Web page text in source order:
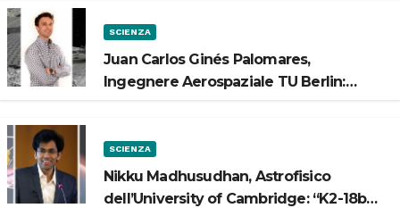
SCIENZA
Juan Carlos Ginés Palomares,
Ingegnere Aerospaziale TU Berlin:
SCIENZA
Nikku Madhusudhan, Astrofisico
dell’University of Cambridge: “K2-18b